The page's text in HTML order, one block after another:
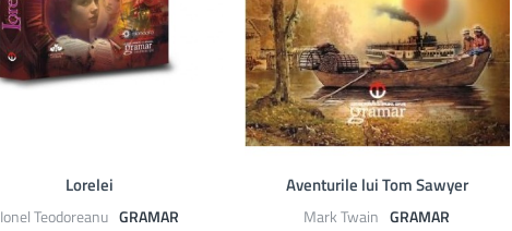
Ionel Teodoreanu GRAMAR
Lorelei
Mark Twain GRAMAR
Aventurile lui Tom Sawyer